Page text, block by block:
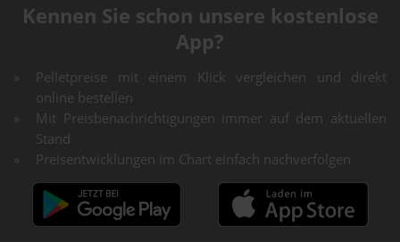
Kennen Sie schon unsere kostenlose
App?
Pelletpreise mit einem Klick vergleichen und direkt
online bestellen
Mit Preisbenachrichtigungen immer auf dem aktuellen
Stand
Preisentwicklungen im Chart einfach nachverfolgen